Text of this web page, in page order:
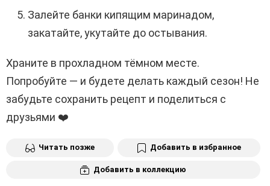
Залейте банки кипящим маринадом,
закатайте, укутайте до остывания.
Храните в прохладном тёмном месте.
Попробуйте — и будете делать каждый сезон! Не
забудьте сохранить рецепт и поделиться с
друзьями ❤️
Читать позже Добавить в избранное
Добавить в коллекцию